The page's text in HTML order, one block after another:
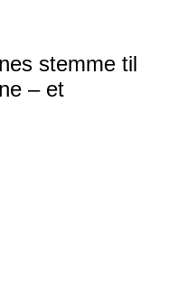
stemme til
– et